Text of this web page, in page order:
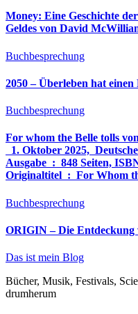
Money: Eine Geschichte
Geldes von David
Buchbesprechung
2050 – Überleben hat
Buchbesprechung
For whom the Belle tolls
1. Oktober 2025,
Ausgabe ‏ : ‎ 848 Seiten, ISBN-13 ‏ : ‎ 978-3764533694,
Originaltitel ‏ : ‎ For
Buchbesprechung
ORIGIN – Die
Das ist mein Blog
Bücher, Musik, Festivals,
drumherum